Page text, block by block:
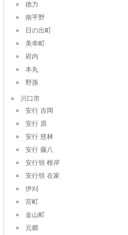
徳力
南平野
日の出町
美幸町
府内
本丸
野孫
川口市
安行 吉岡
安行 原
安行 慈林
安行 藤八
安行領 根岸
安行領 在家
伊刈
宮町
金山町
元郷